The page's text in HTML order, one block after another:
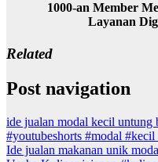
1000-an Member
Layanan
Related
Post navigation
ide jualan modal kecil untung
#youtubeshorts #modal #kecil
Ide jualan makanan unik